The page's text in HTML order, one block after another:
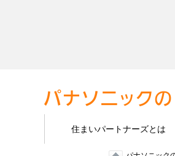
住まいパートナーズとは